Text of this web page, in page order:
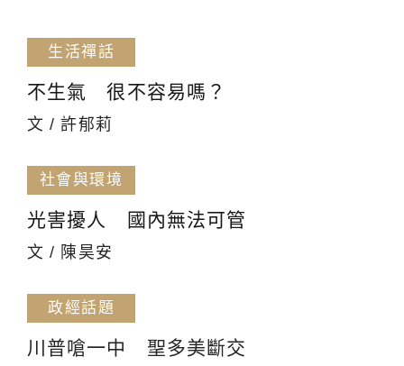
生活禪話
不生氣 很不容易嗎？
文 / 許郁莉
社會與環境
光害擾人 國內無法可管
文 / 陳昊安
政經話題
川普嗆一中 聖多美斷交